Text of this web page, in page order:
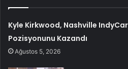
Kyle Kirkwood, Nashville IndyCar
Pozisyonunu Kazandı
Ağustos 5, 2026